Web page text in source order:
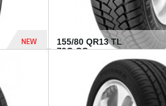
NEW
1 182 Dhs
155/80 QR13 TL
79Q CO...